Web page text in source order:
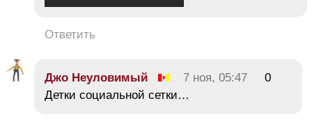
Ответить
Джо Неуловимый 7 ноя, 05:47
0
Детки социальной сетки…